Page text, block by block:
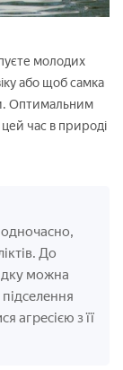
молодих
або щоб самка
Оптимальним
час в природі
До
можна
агресією з її